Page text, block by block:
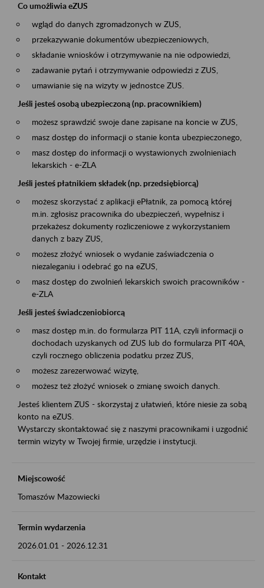
Co umożliwia eZUS
wgląd do danych zgromadzonych w ZUS,
przekazywanie dokumentów ubezpieczeniowych,
składanie wniosków i otrzymywanie na nie odpowiedzi,
zadawanie pytań i otrzymywanie odpowiedzi z ZUS,
umawianie się na wizyty w jednostce ZUS.
Jeśli jesteś osobą ubezpieczoną (np. pracownikiem)
możesz sprawdzić swoje dane zapisane na koncie w ZUS,
masz dostęp do informacji o stanie konta ubezpieczonego,
masz dostęp do informacji o wystawionych zwolnieniach
lekarskich - e-ZLA
Jeśli jesteś płatnikiem składek (np. przedsiębiorcą)
możesz skorzystać z aplikacji ePłatnik, za pomocą której
m.in. zgłosisz pracownika do ubezpieczeń, wypełnisz i
przekażesz dokumenty rozliczeniowe z wykorzystaniem
danych z bazy ZUS,
możesz złożyć wniosek o wydanie zaświadczenia o
niezaleganiu i odebrać go na eZUS,
masz dostęp do zwolnień lekarskich swoich pracowników -
e-ZLA
Jeśli jesteś świadczeniobiorcą
masz dostęp m.in. do formularza PIT 11A, czyli informacji o
dochodach uzyskanych od ZUS lub do formularza PIT 40A,
czyli rocznego obliczenia podatku przez ZUS,
możesz zarezerwować wizytę,
możesz też złożyć wniosek o zmianę swoich danych.
Jesteś klientem ZUS - skorzystaj z ułatwień, które niesie za sobą
konto na eZUS.
Wystarczy skontaktować się z naszymi pracownikami i uzgodnić
termin wizyty w Twojej firmie, urzędzie i instytucji.
Miejscowość
Tomaszów Mazowiecki
Termin wydarzenia
2026.01.01 - 2026.12.31
Kontakt